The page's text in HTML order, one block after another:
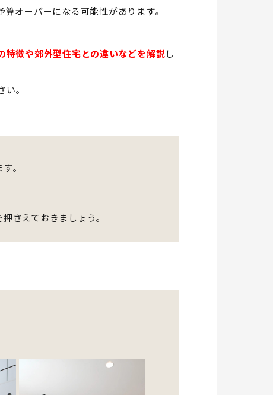
オーバーになる可能性があります。
特徴や郊外型住宅との違いなどを解説し
。
。
さえておきましょう。